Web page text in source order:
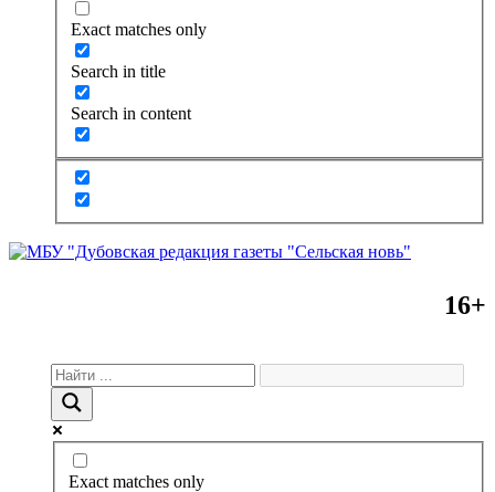
Exact matches only
Search in title
Search in content
16+
Exact matches only